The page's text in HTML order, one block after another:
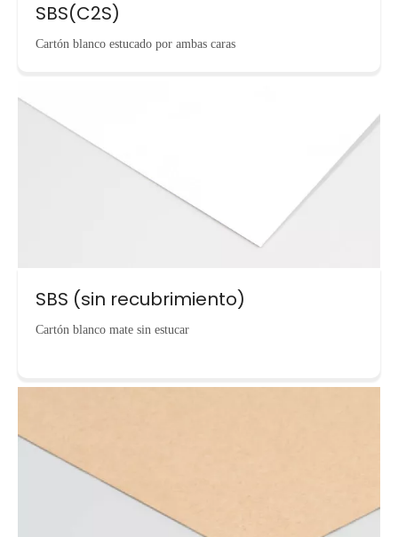
SBS(C2S)
Cartón blanco estucado por ambas caras
SBS (sin recubrimiento)
Cartón blanco mate sin estucar